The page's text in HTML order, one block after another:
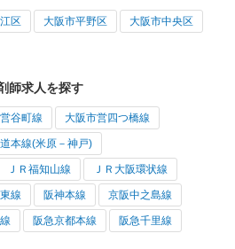
区 大阪市平野区 大阪市中央区
師求人を探す
谷町線 大阪市営四つ橋線
本線(米原－神戸)
ＪＲ福知山線 ＪＲ大阪環状線
線 阪神本線 京阪中之島線
阪急京都本線 阪急千里線